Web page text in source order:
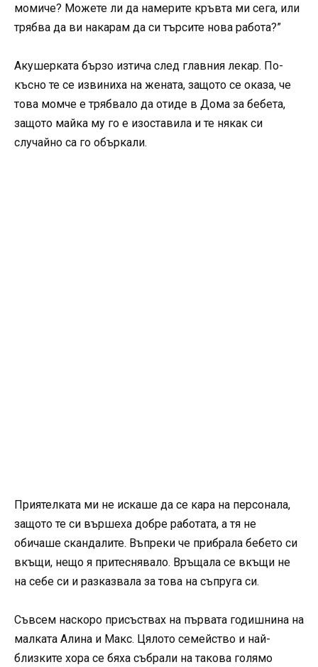
момиче? Можете ли да намерите кръвта ми сега, или
трябва да ви накарам да си търсите нова работа?”
Акушерката бързо изтича след главния лекар. По-
късно те се извиниха на жената, защото се оказа, че
това момче е трябвало да отиде в Дома за бебета,
защото майка му го е изоставила и те някак си
случайно са го объркали.
Приятелката ми не искаше да се кара на персонала,
защото те си вършеха добре работата, а тя не
обичаше скандалите. Въпреки че прибрала бебето си
вкъщи, нещо я притеснявало. Връщала се вкъщи не
на себе си и разказвала за това на съпруга си.
Съвсем наскоро присъствах на първата годишнина на
малката Алина и Макс. Цялото семейство и най-
близките хора се бяха събрали на такова голямо